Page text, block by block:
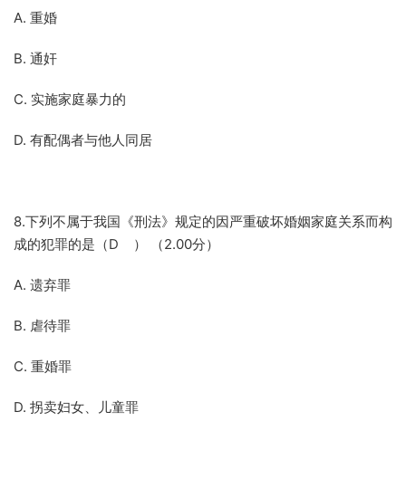
A. 重婚
B. 通奸
C. 实施家庭暴力的
D. 有配偶者与他人同居
8.下列不属于我国《刑法》规定的因严重破坏婚姻家庭关系而构
成的犯罪的是（D ） （2.00分）
A. 遗弃罪
B. 虐待罪
C. 重婚罪
D. 拐卖妇女、儿童罪